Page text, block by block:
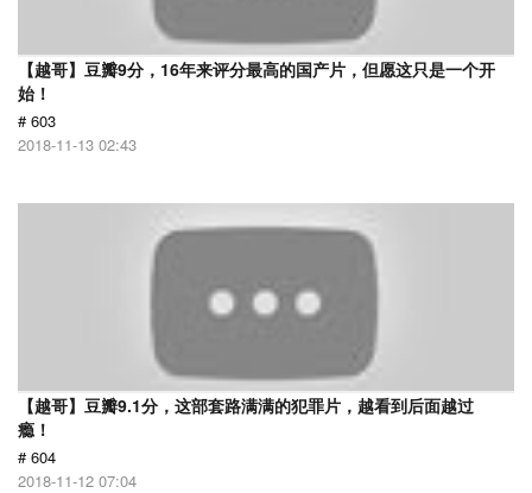
【越哥】豆瓣9分，16年来评分最高的国产片，但愿这只是一个开
始！
# 603
2018-11-13 02:43
【越哥】豆瓣9.1分，这部套路满满的犯罪片，越看到后面越过
瘾！
# 604
2018-11-12 07:04